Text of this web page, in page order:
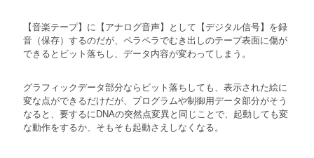
【音楽テープ】に【アナログ音声】として【デジタル信号】を録
音（保存）するのだが、ペラペラでむき出しのテープ表面に傷が
できるとビット落ちし、データ内容が変わってしまう。
グラフィックデータ部分ならビット落ちしても、表示された絵に
変な点ができるだけだが、プログラムや制御用データ部分がそう
なると、要するにDNAの突然点変異と同じことで、起動しても変
な動作をするか、そもそも起動さえしなくなる。